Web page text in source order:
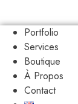
Portfolio
Services
Boutique
À Propos
Contact